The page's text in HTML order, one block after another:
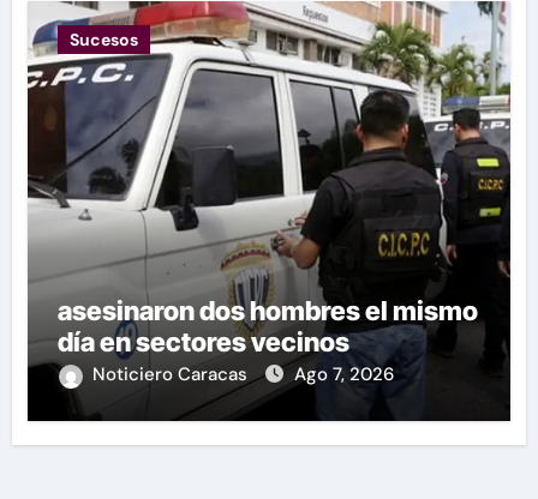
Sucesos
asesinaron dos hombres el mismo
día en sectores vecinos
Noticiero Caracas Ago 7, 2026